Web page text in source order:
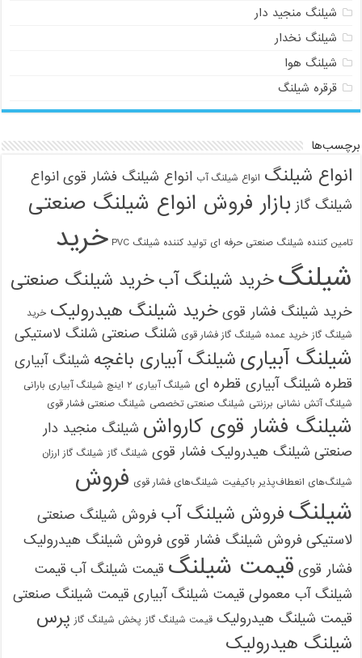
شیلنگ منجید دار
شیلنگ نخدار
شیلنگ هوا
قرقره شیلنگ
برچسب‌ها
انواع شیلنگ انواع شیلنگ آب انواع شیلنگ فشار قوی انواع
شیلنگ گاز بازار فروش انواع شیلنگ صنعتی
تامین کننده شیلنگ صنعتی حرفه ای تولید کننده شیلنگ PVC
خرید
شیلنگخرید شیلنگ آبخرید شیلنگ صنعتی
خرید شیلنگ فشار قوی خرید شیلنگ هیدرولیک خرید
شیلنگ گاز خرید عمده شیلنگ گاز فشار قوی شلنگ صنعتی شلنگ لاستیکی
شیلنگ آبیاری شیلنگ آبیاری باغچه شیلنگ آبیاری
قطره شیلنگ آبیاری قطره ای شیلنگ آبیاری ۲ اینچ شیلنگ آبیاری بارانی
شیلنگ آتش نشانی برزنتی شیلنگ صنعتی تخصصی شیلنگ صنعتی فشار قوی
شیلنگ فشار قوی کارواش شیلنگ منجید دار
صنعتی شیلنگ هیدرولیک فشار قوی شیلنگ گاز شیلنگ گاز ارزان
شیلنگ‌های انعطاف‌پذیر باکیفیت شیلنگ‌های فشار قوی فروش
شیلنگ فروش شیلنگ آب فروش شیلنگ صنعتی
لاستیکی فروش شیلنگ فشار قوی فروش شیلنگ هیدرولیک
فشار قوی قیمت شیلنگ قیمت شیلنگ آب قیمت
شیلنگ آب معمولی قیمت شیلنگ آبیاری قیمت شیلنگ صنعتی
قیمت شیلنگ هیدرولیک قیمت شیلنگ گاز پخش شیلنگ گاز پرس
شیلنگ هیدرولیک
09121161360